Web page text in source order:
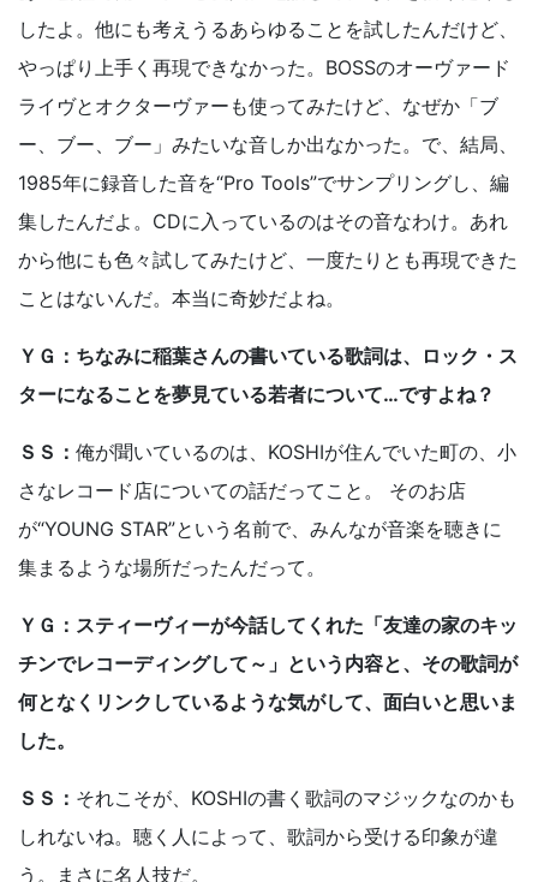
したよ。他にも考えうるあらゆることを試したんだけど、
やっぱり上手く再現できなかった。BOSSのオーヴァード
ライヴとオクターヴァーも使ってみたけど、なぜか「ブ
ー、ブー、ブー」みたいな音しか出なかった。で、結局、
1985年に録音した音を“Pro Tools”でサンプリングし、編
集したんだよ。CDに入っているのはその音なわけ。あれ
から他にも色々試してみたけど、一度たりとも再現できた
ことはないんだ。本当に奇妙だよね。
ＹＧ：ちなみに稲葉さんの書いている歌詞は、ロック・ス
ターになることを夢見ている若者について…ですよね？
ＳＳ： 俺が聞いているのは、KOSHIが住んでいた町の、小
さなレコード店についての話だってこと。 そのお店
が“YOUNG STAR”という名前で、みんなが音楽を聴きに
集まるような場所だったんだって。
ＹＧ：スティーヴィーが今話してくれた「友達の家のキッ
チンでレコーディングして～」という内容と、その歌詞が
何となくリンクしているような気がして、面白いと思いま
した。
ＳＳ： それこそが、KOSHIの書く歌詞のマジックなのかも
しれないね。聴く人によって、歌詞から受ける印象が違
う。まさに名人技だ。